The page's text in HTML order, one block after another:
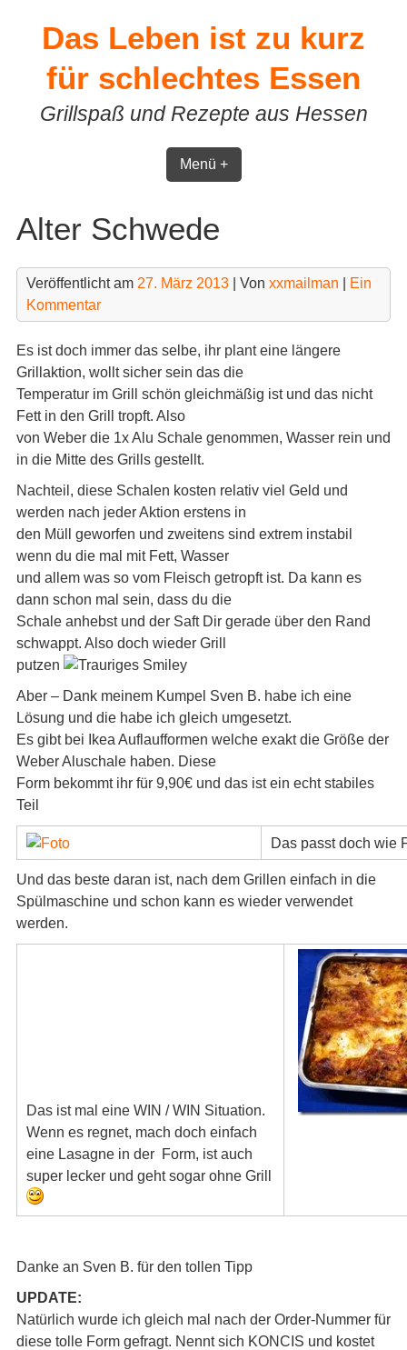
contentDas Leben ist zu kurz
für schlechtes Essen
Grillspaß und Rezepte aus Hessen
Menü +
Alter Schwede
Veröffentlicht am 27. März 2013| Von xxmailman
Ein
Kommentar
Es ist doch immer das selbe, ihr plant eine längere
Grillaktion, wollt sicher sein das die
Temperatur im Grill schön gleichmäßig ist und das nicht
Fett in den Grill tropft. Also
von Weber die 1x Alu Schale genommen, Wasser rein und
in die Mitte des Grills gestellt.
Nachteil, diese Schalen kosten relativ viel Geld und
werden nach jeder Aktion erstens in
den Müll geworfen und zweitens sind extrem instabil
wenn du die mal mit Fett, Wasser
und allem was so vom Fleisch getropft ist. Da kann es
dann schon mal sein, dass du die
Schale anhebst und der Saft Dir gerade über den Rand
schwappt. Also doch wieder Grill
putzen
Aber – Dank meinem Kumpel Sven B. habe ich eine
Lösung und die habe ich gleich umgesetzt.
Es gibt bei Ikea Auflaufformen welche exakt die Größe der
Weber Aluschale haben. Diese
Form bekommt ihr für 9,90€ und das ist ein echt stabiles
Teil
Das passt doch wie
Und das beste daran ist, nach dem Grillen einfach in die
Spülmaschine und schon kann es wieder verwendet
werden.
Das ist mal eine WIN / WIN Situation.
Wenn es regnet, mach doch einfach
eine Lasagne in der Form, ist auch
super lecker und geht sogar ohne Grill
Danke an Sven B. für den tollen Tipp
UPDATE:
Natürlich wurde ich gleich mal nach der Order-Nummer für
diese tolle Form gefragt. Nennt sich KONCIS und kostet